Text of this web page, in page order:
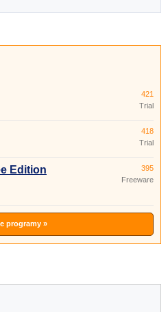
421
Trial
418
Trial
Edition
395
Freeware
programy »